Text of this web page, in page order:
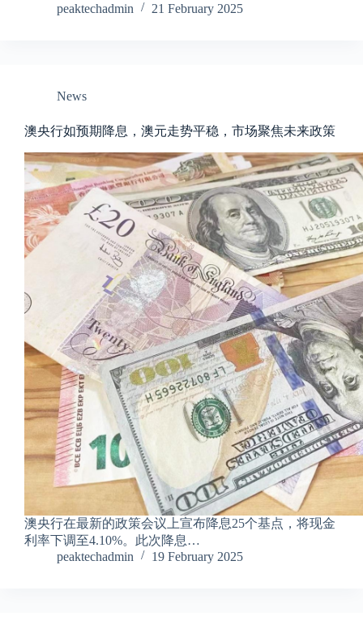
peaktechadmin
21 February 2025
News
澳央行如预期降息，澳元走势平稳，市场聚焦未来政策
澳央行在最新的政策会议上宣布降息25个基点，将现金
利率下调至4.10%。此次降息…
peaktechadmin
19 February 2025